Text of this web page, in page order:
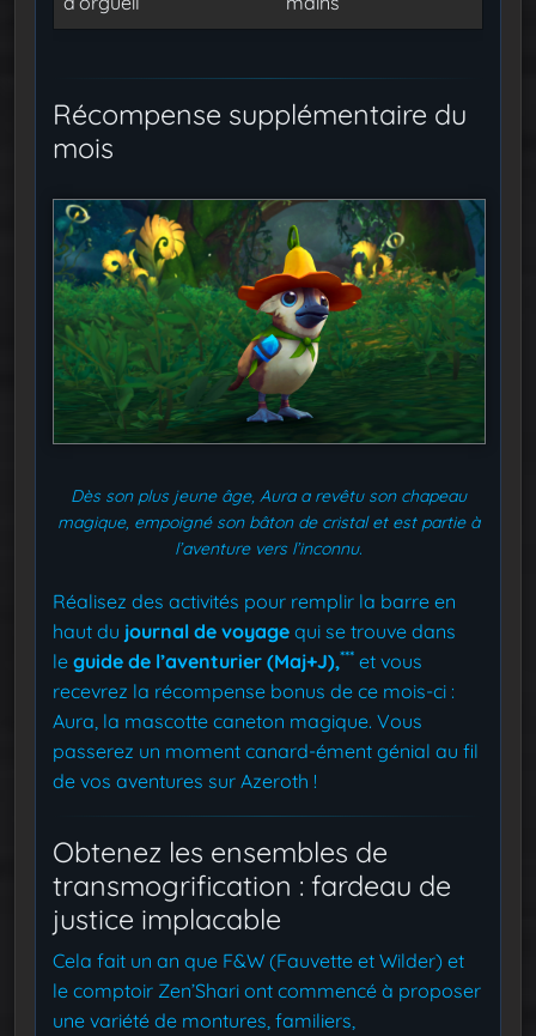
Récompense supplémentaire du
mois
Dès son plus jeune âge, Aura a revêtu son chapeau
magique, empoigné son bâton de cristal et est partie à
l’aventure vers l’inconnu.
Réalisez des activités pour remplir la barre en
haut du journal de voyage qui se trouve dans
le guide de l’aventurier (Maj+J),*** et vous
recevrez la récompense bonus de ce mois-ci :
Aura, la mascotte caneton magique. Vous
passerez un moment canard-ément génial au fil
de vos aventures sur Azeroth !
Obtenez les ensembles de
transmogrification : fardeau de
justice implacable
Cela fait un an que F&W (Fauvette et Wilder) et
le comptoir Zen’Shari ont commencé à proposer
une variété de montures, familiers,